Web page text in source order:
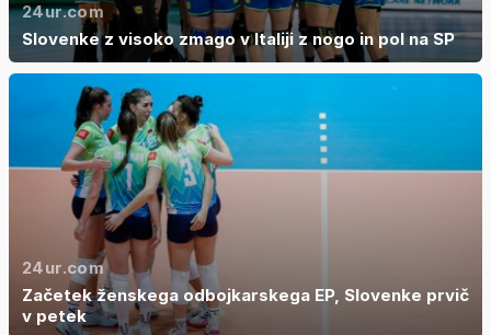
24ur.com
Slovenke z visoko zmago v Italiji z nogo in pol na SP
24ur.com
Začetek ženskega odbojkarskega EP, Slovenke prvič
v petek